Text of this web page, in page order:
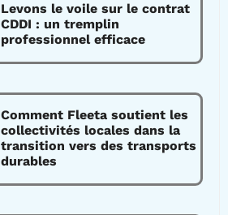
Levons le voile sur le contrat
CDDI : un tremplin
professionnel efficace
Comment Fleeta soutient les
collectivités locales dans la
transition vers des transports
durables